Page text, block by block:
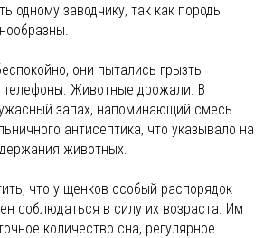
одному заводчику, так как породы
они пытались грызть
телефоны. Животные дрожали. В
запах, напоминающий смесь
антисептика, что указывало на
животных.
что у щенков особый распорядок
соблюдаться в силу их возраста. Им
количество сна, регулярное